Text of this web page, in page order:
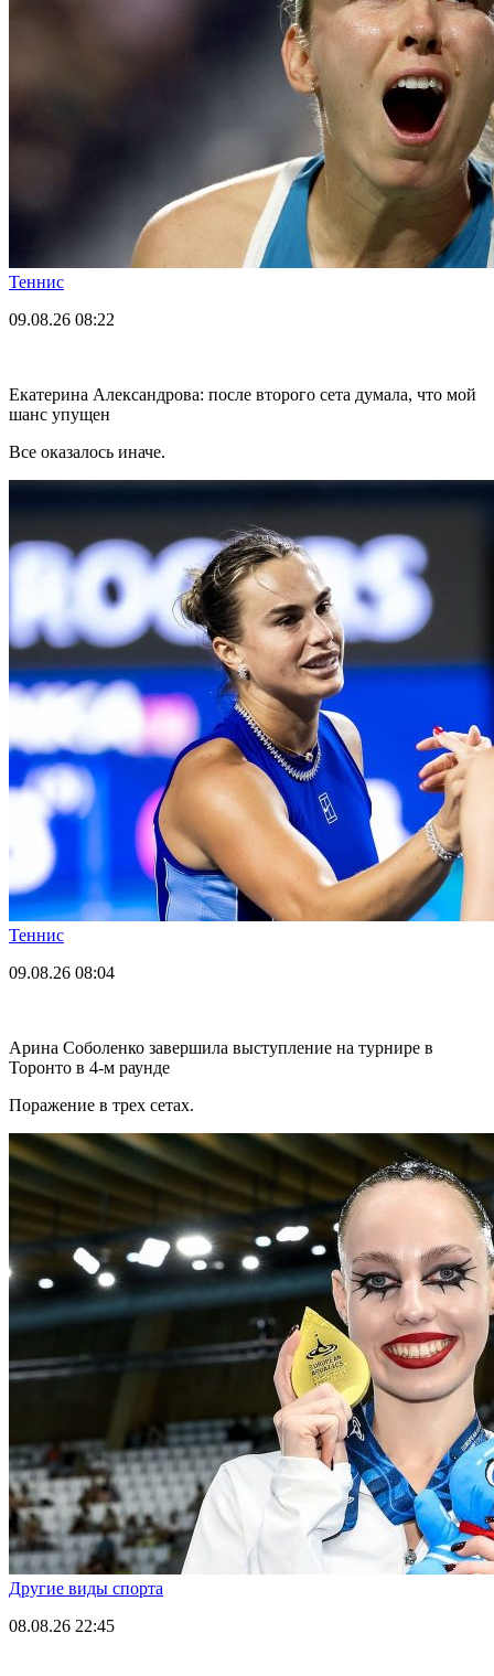
Теннис
09.08.26 08:22
Екатерина Александрова: после второго сета думала, что мой
шанс упущен
Все оказалось иначе.
Теннис
09.08.26 08:04
Арина Соболенко завершила выступление на турнире в
Торонто в 4-м раунде
Поражение в трех сетах.
Другие виды спорта
08.08.26 22:45